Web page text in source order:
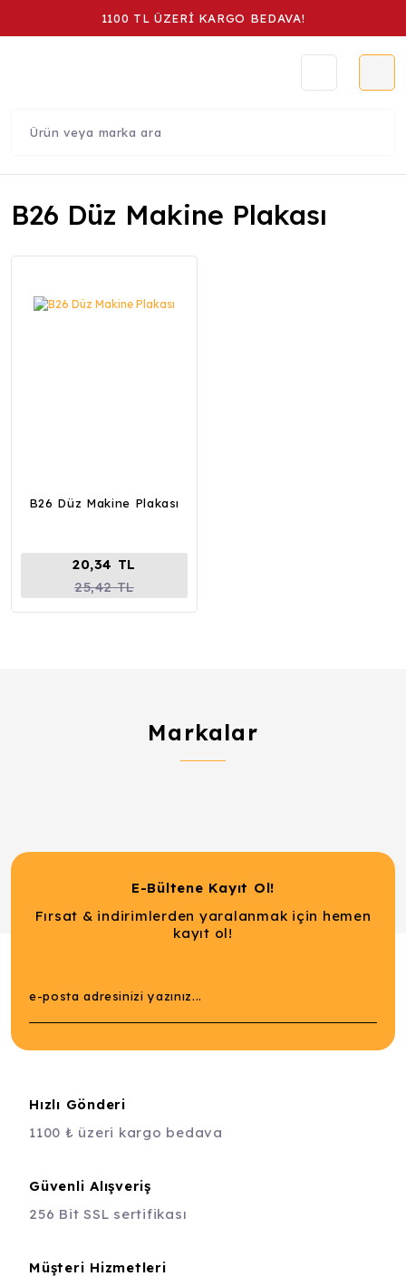
1100 TL ÜZERİ KARGO BEDAVA!
B26 Düz Makine Plakası
B26 Düz Makine Plakası
20,34 TL
25,42 TL
Markalar
E-Bültene Kayıt Ol!
Fırsat & indirimlerden yaralanmak için hemen
kayıt ol!
Hızlı Gönderi
1100 ₺ üzeri kargo bedava
Güvenli Alışveriş
256 Bit SSL sertifikası
Müşteri Hizmetleri